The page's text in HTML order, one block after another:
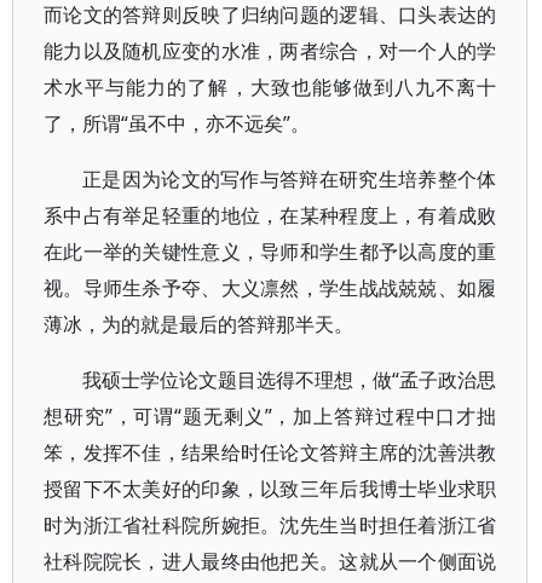
而论文的答辩则反映了归纳问题的逻辑、口头表达的
能力以及随机应变的水准，两者综合，对一个人的学
术水平与能力的了解，大致也能够做到八九不离十
了，所谓“虽不中，亦不远矣”。
正是因为论文的写作与答辩在研究生培养整个体
系中占有举足轻重的地位，在某种程度上，有着成败
在此一举的关键性意义，导师和学生都予以高度的重
视。导师生杀予夺、大义凛然，学生战战兢兢、如履
薄冰，为的就是最后的答辩那半天。
我硕士学位论文题目选得不理想，做“孟子政治思
想研究”，可谓“题无剩义”，加上答辩过程中口才拙
笨，发挥不佳，结果给时任论文答辩主席的沈善洪教
授留下不太美好的印象，以致三年后我博士毕业求职
时为浙江省社科院所婉拒。沈先生当时担任着浙江省
社科院院长，进人最终由他把关。这就从一个侧面说